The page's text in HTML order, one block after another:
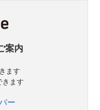
案内
ます
きます
ー